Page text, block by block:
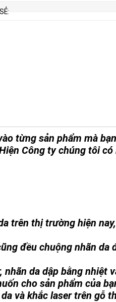
từng sản phẩm mà
Công ty chúng tôi
trên thị trường hiện
đều chuộng nhãn
da dập bằng nhiệt
cho sản phẩm của
và khắc laser trên gỗ